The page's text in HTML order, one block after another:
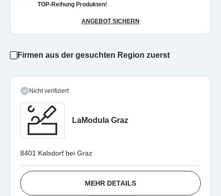
TOP-Reihung Produkten!
ANGEBOT SICHERN
Firmen aus der gesuchten Region zuerst
Nicht verifiziert
LaModula Graz
8401 Kalsdorf bei Graz
MEHR DETAILS